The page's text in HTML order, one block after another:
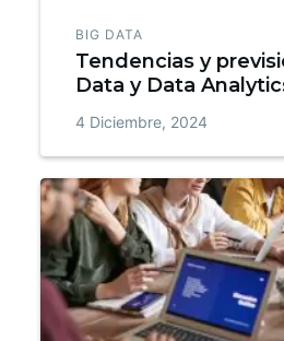
BIG DATA
Tendencias y
Data y Data
4 Diciembre, 2024